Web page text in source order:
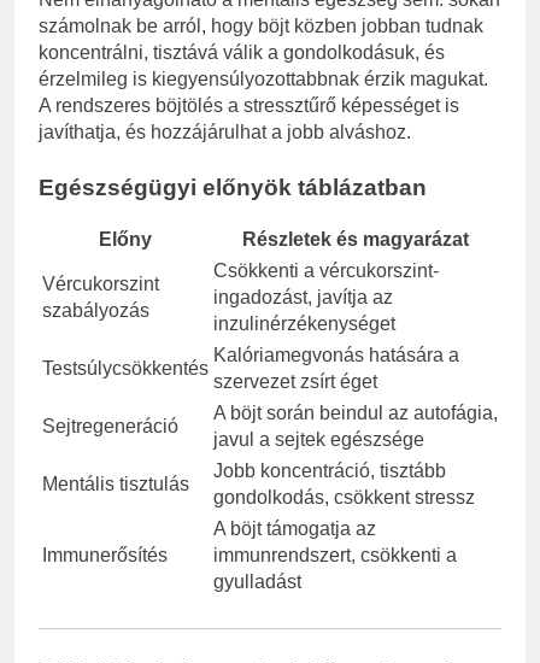
számolnak be arról, hogy böjt közben jobban tudnak
koncentrálni, tisztává válik a gondolkodásuk, és
érzelmileg is kiegyensúlyozottabbnak érzik magukat.
A rendszeres böjtölés a stressztűrő képességet is
javíthatja, és hozzájárulhat a jobb alváshoz.
Egészségügyi előnyök táblázatban
Előny Részletek és magyarázat
Vércukorszint
szabályozás
Csökkenti a vércukorszint-
ingadozást, javítja az
inzulinérzékenységet
Testsúlycsökkentés
Kalóriamegvonás hatására a
szervezet zsírt éget
Sejtregeneráció
A böjt során beindul az autofágia,
javul a sejtek egészsége
Mentális tisztulás
Jobb koncentráció, tisztább
gondolkodás, csökkent stressz
Immunerősítés
A böjt támogatja az
immunrendszert, csökkenti a
gyulladást